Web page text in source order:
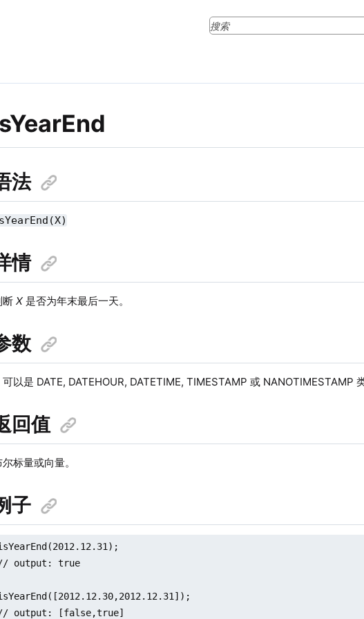
法
情
断X 是否为年末最后一天。
数
可以是 DATE, DATEHOUR, DATETIME, TIMESTAMP 或 NANOTIMESTAMP
回值
标量或向量。
子
output: true
output: [false,true]